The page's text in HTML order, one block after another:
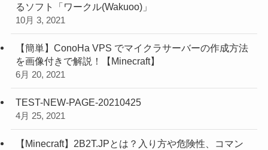
るソフト「ワークル(Wakuoo)」
10月 3, 2021
【簡単】ConoHa VPS でマイクラサーバーの作成方法
を画像付きで解説！【Minecraft】
6月 20, 2021
TEST-NEW-PAGE-20210425
4月 25, 2021
【Minecraft】2B2T.JPとは？入り方や危険性、コマン